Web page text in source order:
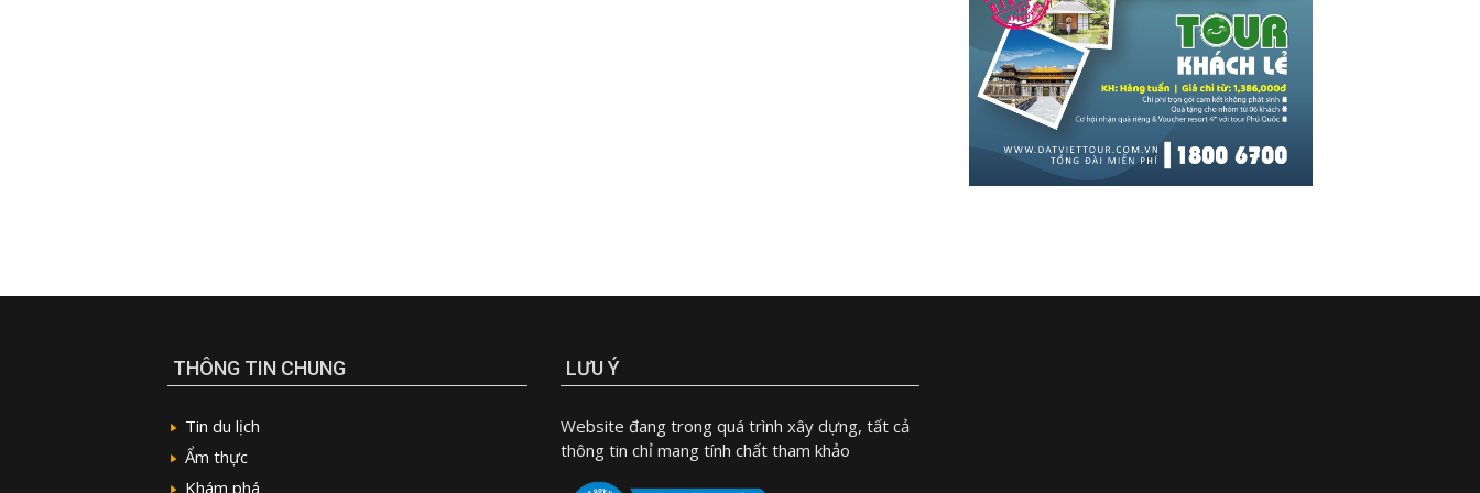
THÔNG TIN CHUNG
Tin du lịch
Ẩm thực
Khám phá
LƯU Ý
Website đang trong quá trình xây dựng, tất cả
thông tin chỉ mang tính chất tham khảo